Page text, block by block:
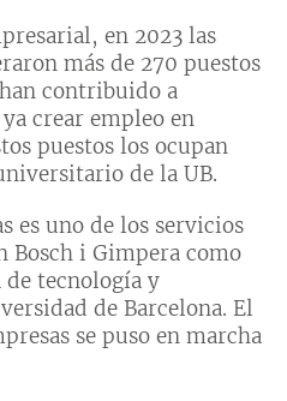
en 2023 las
más de 270 puestos
contribuido a
crear empleo en
puestos los ocupan
de la UB.
es uno de los servicios
Bosch i Gimpera como
tecnología y
de Barcelona. El
se puso en marcha